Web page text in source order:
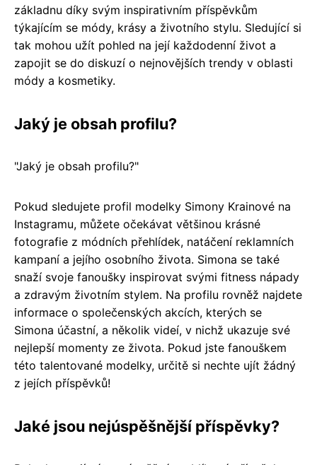
základnu díky svým inspirativním příspěvkům
týkajícím se módy, krásy a životního stylu. Sledující si
tak mohou užít pohled na její každodenní život a
zapojit se do diskuzí o nejnovějších trendy v oblasti
módy a kosmetiky.
Jaký je obsah profilu?
"Jaký je obsah profilu?"
Pokud sledujete profil modelky Simony Krainové na
Instagramu, můžete očekávat většinou krásné
fotografie z módních přehlídek, natáčení reklamních
kampaní a jejího osobního života. Simona se také
snaží svoje fanoušky inspirovat svými fitness nápady
a zdravým životním stylem. Na profilu rovněž najdete
informace o společenských akcích, kterých se
Simona účastní, a několik videí, v nichž ukazuje své
nejlepší momenty ze života. Pokud jste fanouškem
této talentované modelky, určitě si nechte ujít žádný
z jejích příspěvků!
Jaké jsou nejúspěšnější příspěvky?